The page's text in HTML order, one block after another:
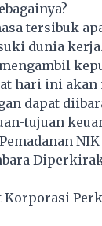
tersibuk
dunia
hari ini
dapat
tujuan